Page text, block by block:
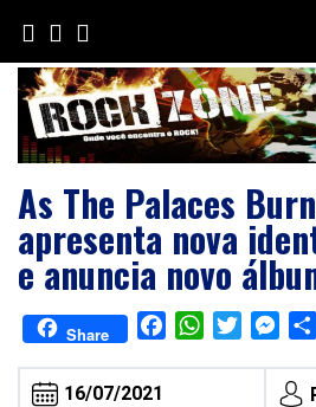
content
As The Palaces
apresenta nova
e anuncia novo
Share FacebookWhatsAppTwitter
16/07/2021